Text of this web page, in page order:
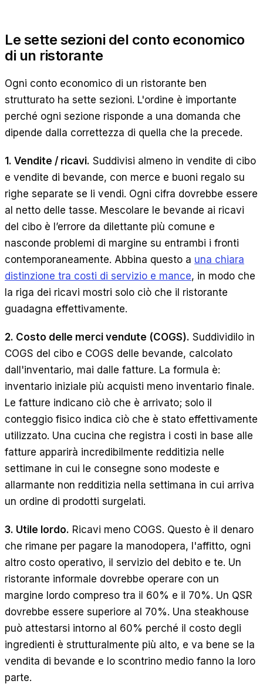
Le sette sezioni del conto economico
di un ristorante
Ogni conto economico di un ristorante ben
strutturato ha sette sezioni. L'ordine è importante
perché ogni sezione risponde a una domanda che
dipende dalla correttezza di quella che la precede.
1. Vendite / ricavi. Suddivisi almeno in vendite di cibo
e vendite di bevande, con merce e buoni regalo su
righe separate se li vendi. Ogni cifra dovrebbe essere
al netto delle tasse. Mescolare le bevande ai ricavi
del cibo è l’errore da dilettante più comune e
nasconde problemi di margine su entrambi i fronti
contemporaneamente. Abbina questo a una chiara
distinzione tra costi di servizio e mance, in modo che
la riga dei ricavi mostri solo ciò che il ristorante
guadagna effettivamente.
2. Costo delle merci vendute (COGS). Suddividilo in
COGS del cibo e COGS delle bevande, calcolato
dall'inventario, mai dalle fatture. La formula è:
inventario iniziale più acquisti meno inventario finale.
Le fatture indicano ciò che è arrivato; solo il
conteggio fisico indica ciò che è stato effettivamente
utilizzato. Una cucina che registra i costi in base alle
fatture apparirà incredibilmente redditizia nelle
settimane in cui le consegne sono modeste e
allarmante non redditizia nella settimana in cui arriva
un ordine di prodotti surgelati.
3. Utile lordo. Ricavi meno COGS. Questo è il denaro
che rimane per pagare la manodopera, l'affitto, ogni
altro costo operativo, il servizio del debito e te. Un
ristorante informale dovrebbe operare con un
margine lordo compreso tra il 60% e il 70%. Un QSR
dovrebbe essere superiore al 70%. Una steakhouse
può attestarsi intorno al 60% perché il costo degli
ingredienti è strutturalmente più alto, e va bene se la
vendita di bevande e lo scontrino medio fanno la loro
parte.